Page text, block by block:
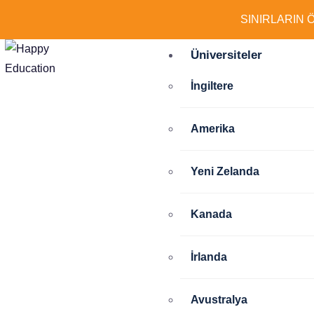
SINIRLARIN
Üniversiteler
İngiltere
Amerika
Yeni Zelanda
Kanada
İrlanda
Avustralya